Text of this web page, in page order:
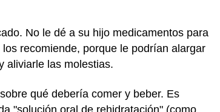
No le dé a su hijo medicamentos para
recomiende, porque le podrían alargar
aliviarle las molestias.
qué debería comer y beber. Es
"solución oral de rehidratación" (como